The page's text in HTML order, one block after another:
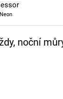
noční